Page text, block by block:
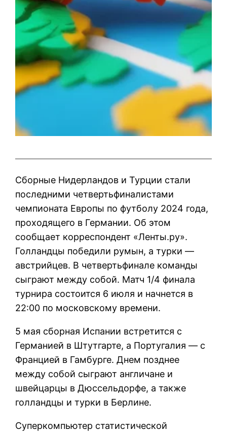
Сборные Нидерландов и Турции стали
последними четвертьфиналистами
чемпионата Европы по футболу 2024 года,
проходящего в Германии. Об этом
сообщает корреспондент «Ленты.ру».
Голландцы победили румын, а турки —
австрийцев. В четвертьфинале команды
сыграют между собой. Матч 1/4 финала
турнира состоится 6 июля и начнется в
22:00 по московскому времени.
5 мая сборная Испании встретится с
Германией в Штутгарте, а Португалия — с
Францией в Гамбурге. Днем позднее
между собой сыграют англичане и
швейцарцы в Дюссельдорфе, а также
голландцы и турки в Берлине.
Суперкомпьютер статистической